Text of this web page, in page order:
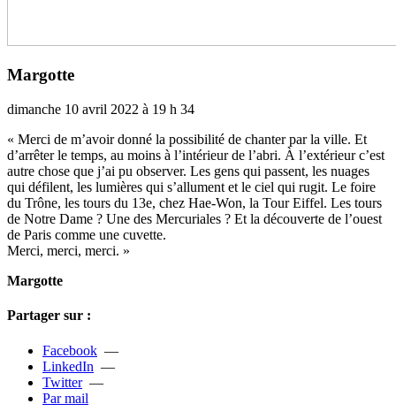
Margotte
dimanche 10 avril 2022 à 19 h 34
« Merci de m’avoir donné la pos­si­bi­lité de chan­ter par la ville. Et
d’arrê­ter le temps, au moins à l’inté­rieur de l’abri. À l’exté­rieur c’est
autre chose que j’ai pu obser­ver. Les gens qui pas­sent, les nuages
qui défi­lent, les lumiè­res qui s’allu­ment et le ciel qui rugit. Le foire
du Trône, les tours du 13e, chez Hae-Won, la Tour Eiffel. Les tours
de Notre Dame ? Une des Mercuriales ? Et la décou­verte de l’ouest
de Paris comme une cuvette.
Merci, merci, merci. »
Margotte
Partager sur :
Facebook —
LinkedIn —
Twitter—
Par mail